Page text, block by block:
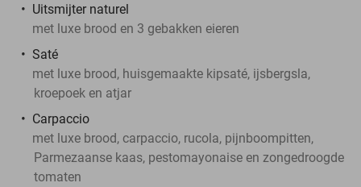
Uitsmijter naturel
met luxe brood en 3 gebakken eieren
Saté
met luxe brood, huisgemaakte kipsaté, ijsbergsla,
kroepoek en atjar
Carpaccio
met luxe brood, carpaccio, rucola, pijnboompitten,
Parmezaanse kaas, pestomayonaise en zongedroogde
tomaten